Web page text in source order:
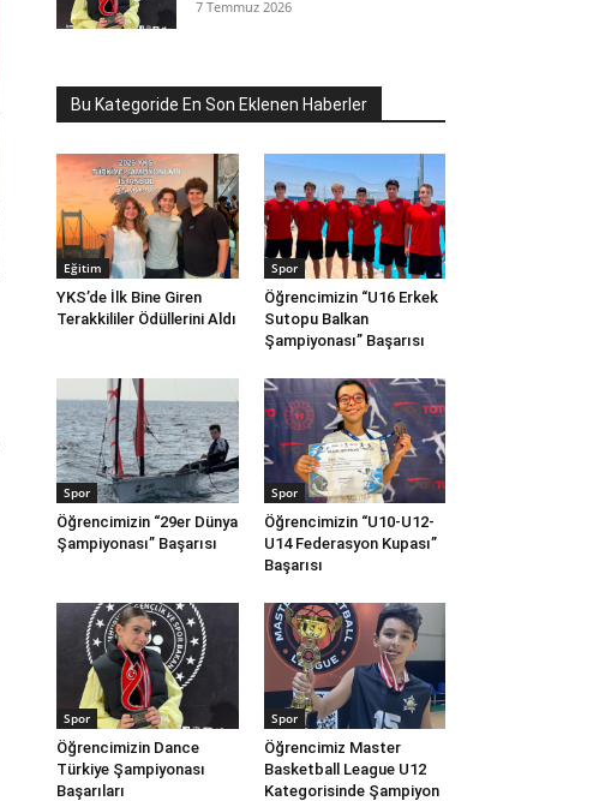
7 Temmuz 2026
Bu Kategoride En Son Eklenen Haberler
Eğitim
YKS’de İlk Bine Giren
Terakkililer Ödüllerini Aldı
Spor
Öğrencimizin “U16 Erkek
Sutopu Balkan
Şampiyonası” Başarısı
Spor
Öğrencimizin “29er Dünya
Şampiyonası” Başarısı
Spor
Öğrencimizin “U10-U12-
U14 Federasyon Kupası”
Başarısı
Spor
Öğrencimizin Dance
Türkiye Şampiyonası
Başarıları
Spor
Öğrencimiz Master
Basketball League U12
Kategorisinde Şampiyon